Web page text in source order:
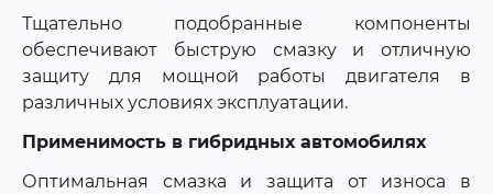
Тщательно подобранные компоненты
обеспечивают быструю смазку и отличную
защиту для мощной работы двигателя в
различных условиях эксплуатации.
Применимость в гибридных автомобилях
Оптимальная смазка и защита от износа в